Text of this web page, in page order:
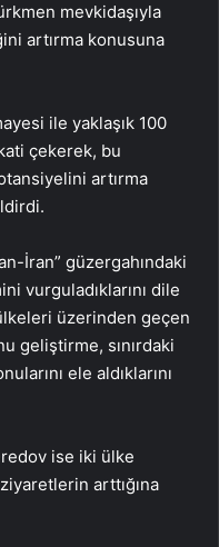
mevkidaşıyla
artırma konusuna
ile yaklaşık 100
çekerek, bu
artırma
İran” güzergahındaki
vurguladıklarını dile
üzerinden geçen
geliştirme, sınırdaki
ele aldıklarını
ise iki ülke
arttığına